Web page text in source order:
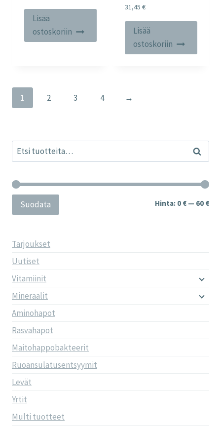
Lisää
ostoskoriin
31,45 €
Lisää
ostoskoriin
1 2 3 4 →
Etsi: Haku
Suodata Hinta: 0 € — 60 €
Tarjoukset
Uutiset
Vitamiinit
Mineraalit
Aminohapot
Rasvahapot
Maitohappobakteerit
Ruoansulatusentsyymit
Levät
Yrtit
Multi tuotteet